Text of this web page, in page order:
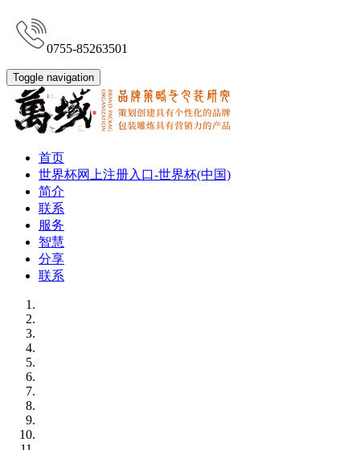
0755-85263501
Toggle navigation
首页
世界杯网上注册入口-世界杯(中国)
简介
联系
服务
智慧
分享
联系